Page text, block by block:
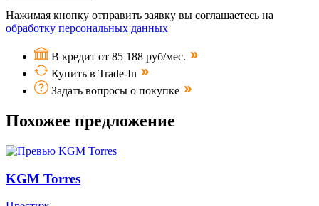
Нажимая кнопку отправить заявку вы соглашаетесь на
обработку персональных данных
В кредит от 85 188 руб/мес.
Купить в Trade-In
Задать вопросы о покупке
Похожее предложение
KGM Torres